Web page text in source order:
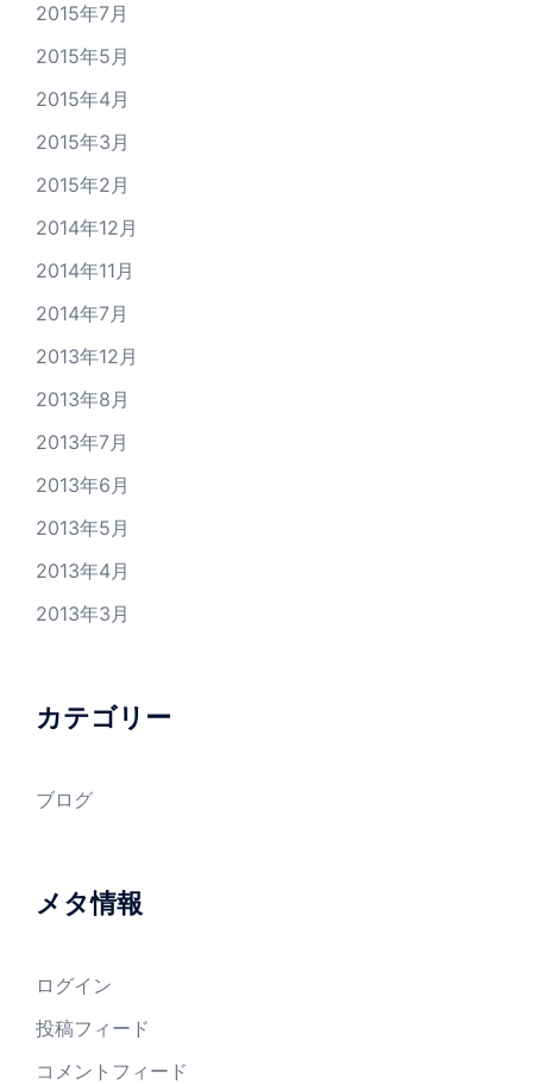
2015年7月
2015年5月
2015年4月
2015年3月
2015年2月
2014年12月
2014年11月
2014年7月
2013年12月
2013年8月
2013年7月
2013年6月
2013年5月
2013年4月
2013年3月
カテゴリー
ブログ
メタ情報
ログイン
投稿フィード
コメントフィード